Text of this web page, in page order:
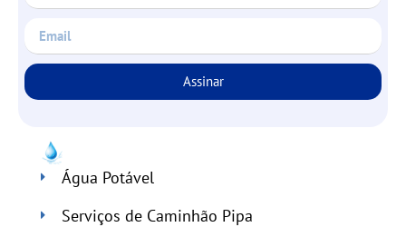
Assinar
Água Potável
Serviços de Caminhão Pipa